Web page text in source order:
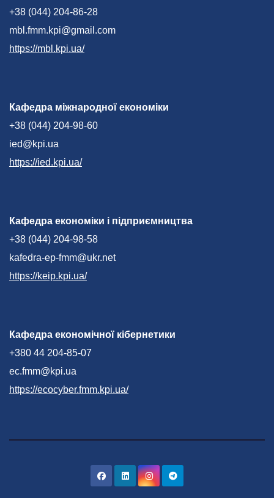
+38 (044) 204-86-28
mbl.fmm.kpi@gmail.com
https://mbl.kpi.ua/
Кафедра міжнародної економіки
+38 (044) 204-98-60
ied@kpi.ua
https://ied.kpi.ua/
Кафедра економіки і підприємництва
+38 (044) 204-98-58
kafedra-ep-fmm@ukr.net
https://keip.kpi.ua/
Кафедра економічної кібернетики
+380 44 204-85-07
ec.fmm@kpi.ua
https://ecocyber.fmm.kpi.ua/